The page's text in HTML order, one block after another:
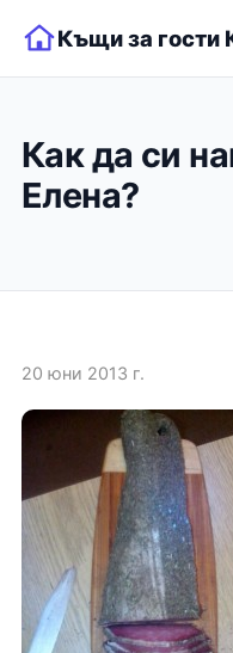
Къщи за гости
Как да си
Елена?
20 юни 2013 г.